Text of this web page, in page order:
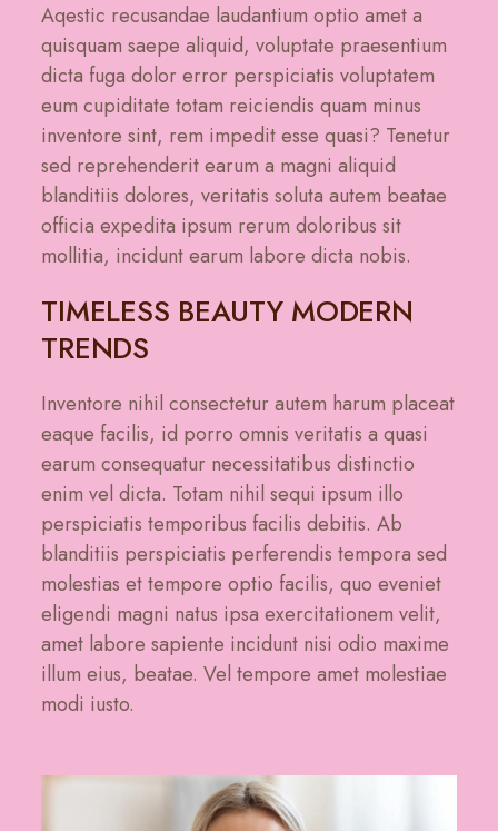
Aqestic recusandae laudantium optio amet a
quisquam saepe aliquid, voluptate praesentium
dicta fuga dolor error perspiciatis voluptatem
eum cupiditate totam reiciendis quam minus
inventore sint, rem impedit esse quasi? Tenetur
sed reprehenderit earum a magni aliquid
blanditiis dolores, veritatis soluta autem beatae
officia expedita ipsum rerum doloribus sit
mollitia, incidunt earum labore dicta nobis.
TIMELESS BEAUTY MODERN
TRENDS
Inventore nihil consectetur autem harum placeat
eaque facilis, id porro omnis veritatis a quasi
earum consequatur necessitatibus distinctio
enim vel dicta. Totam nihil sequi ipsum illo
perspiciatis temporibus facilis debitis. Ab
blanditiis perspiciatis perferendis tempora sed
molestias et tempore optio facilis, quo eveniet
eligendi magni natus ipsa exercitationem velit,
amet labore sapiente incidunt nisi odio maxime
illum eius, beatae. Vel tempore amet molestiae
modi iusto.